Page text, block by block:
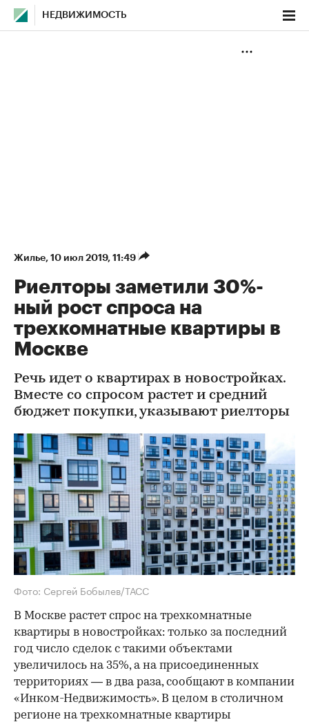
НЕДВИЖИМОСТЬ
Жилье⁠, 10 июл 2019, 11:49
Риелторы заметили 30%-
ный рост спроса на
трехкомнатные квартиры в
Москве
Речь идет о квартирах в новостройках.
Вместе со спросом растет и средний
бюджет покупки, указывают риелторы
Фото: Сергей Бобылев/ТАСС
В Москве растет спрос на трехкомнатные
квартиры в новостройках: только за последний
год число сделок с такими объектами
увеличилось на 35%, а на присоединенных
территориях — в два раза, сообщают в компании
«Инком-Недвижимость». В целом в столичном
регионе на трехкомнатные квартиры